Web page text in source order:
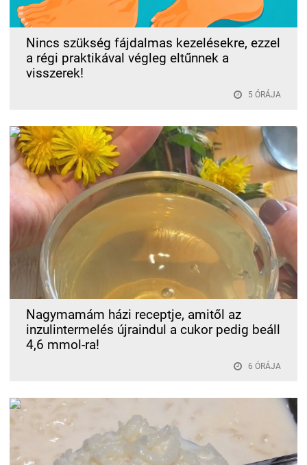
Nincs szükség fájdalmas kezelésekre, ezzel
a régi praktikával végleg eltűnnek a
visszerek!
5 ÓRÁJA
Nagymamám házi receptje, amitől az
inzulintermelés újraindul a cukor pedig beáll
4,6 mmol-ra!
6 ÓRÁJA